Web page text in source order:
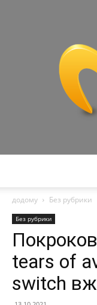
додому
Без рубрики
Без рубрики
tears of
switch